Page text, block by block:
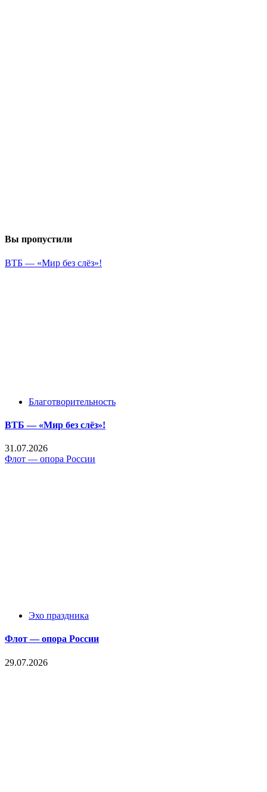
Вы пропустили
ВТБ — «Мир без слёз»!
Благотворительность
ВТБ — «Мир без слёз»!
31.07.2026
Флот — опора России
Эхо праздника
Флот — опора России
29.07.2026